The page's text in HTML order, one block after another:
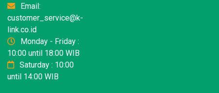
Email:
customer_service@k-
link.co.id
Monday - Friday :
10:00 until 18:00 WIB
Saturday : 10:00
until 14:00 WIB